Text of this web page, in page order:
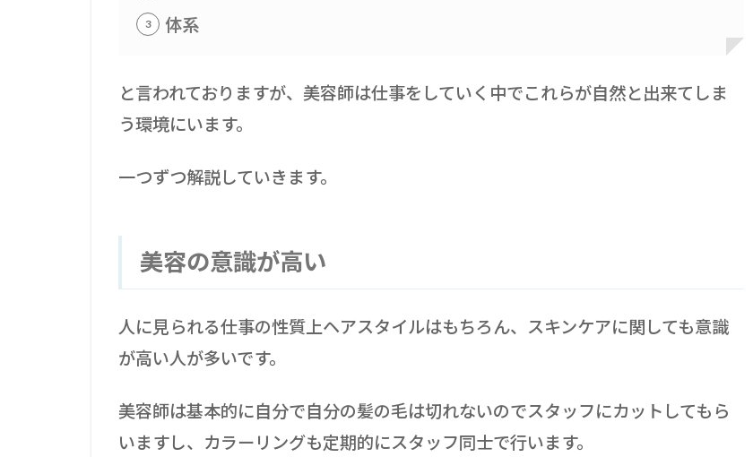
体系
と言われておりますが、美容師は仕事をしていく中でこれらが自然と出来てしま
う環境にいます。
一つずつ解説していきます。
美容の意識が高い
人に見られる仕事の性質上ヘアスタイルはもちろん、スキンケアに関しても意識
が高い人が多いです。
美容師は基本的に自分で自分の髪の毛は切れないのでスタッフにカットしてもら
いますし、カラーリングも定期的にスタッフ同士で行います。